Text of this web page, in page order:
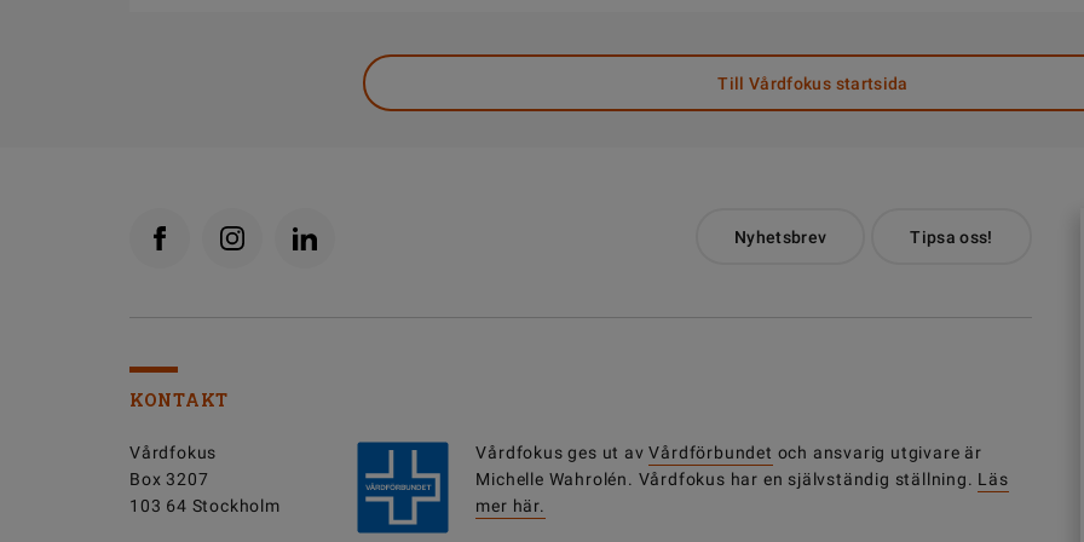
Till Vårdfokus startsida
Nyhetsbrev Tipsa oss!
KONTAKT
Vårdfokus
Box 3207
103 64 Stockholm
Vårdfokus ges ut avVårdförbundet och ansvarig utgivare är
Michelle Wahrolén. Vårdfokus har en självständig ställning. Läs
mer här.